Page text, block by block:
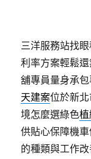
三洋服務站找
利率方案輕鬆
舖專員量身承
天建案位於新
境怎麼選綠色
供貼心保障機
的種類與工作